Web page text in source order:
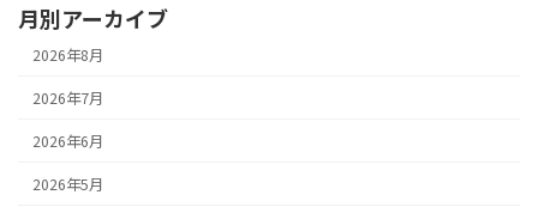
月別アーカイブ
2026年8月
2026年7月
2026年6月
2026年5月